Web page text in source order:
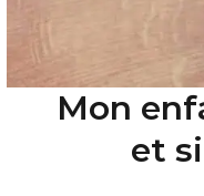
Mon
et